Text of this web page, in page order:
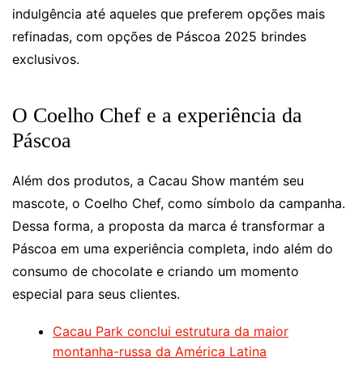
indulgência até aqueles que preferem opções mais
refinadas, com opções de Páscoa 2025 brindes
exclusivos.
O Coelho Chef e a experiência da
Páscoa
Além dos produtos, a Cacau Show mantém seu
mascote, o Coelho Chef, como símbolo da campanha.
Dessa forma, a proposta da marca é transformar a
Páscoa em uma experiência completa, indo além do
consumo de chocolate e criando um momento
especial para seus clientes.
Cacau Park conclui estrutura da maior
montanha-russa da América Latina